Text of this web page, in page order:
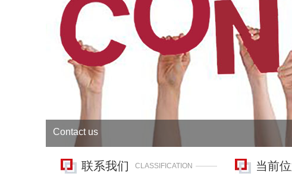
Contact us
当前
联系我们 CLASSIFICATION